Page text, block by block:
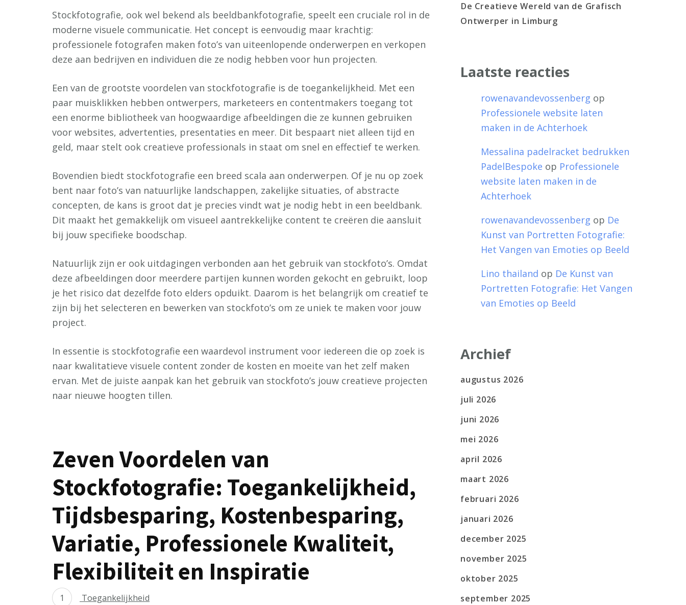
Stockfotografie, ook wel bekend als beeldbankfotografie, speelt een cruciale rol in de
moderne visuele communicatie. Het concept is eenvoudig maar krachtig:
professionele fotografen maken foto’s van uiteenlopende onderwerpen en verkopen
deze aan bedrijven en individuen die ze nodig hebben voor hun projecten.
Een van de grootste voordelen van stockfotografie is de toegankelijkheid. Met een
paar muisklikken hebben ontwerpers, marketeers en contentmakers toegang tot
een enorme bibliotheek van hoogwaardige afbeeldingen die ze kunnen gebruiken
voor websites, advertenties, presentaties en meer. Dit bespaart niet alleen tijd en
geld, maar stelt ook creatieve professionals in staat om snel en effectief te werken.
Bovendien biedt stockfotografie een breed scala aan onderwerpen. Of je nu op zoek
bent naar foto’s van natuurlijke landschappen, zakelijke situaties, of abstracte
concepten, de kans is groot dat je precies vindt wat je nodig hebt in een beeldbank.
Dit maakt het gemakkelijk om visueel aantrekkelijke content te creëren die aansluit
bij jouw specifieke boodschap.
Natuurlijk zijn er ook uitdagingen verbonden aan het gebruik van stockfoto’s. Omdat
deze afbeeldingen door meerdere partijen kunnen worden gekocht en gebruikt, loop
je het risico dat dezelfde foto elders opduikt. Daarom is het belangrijk om creatief te
zijn bij het selecteren en bewerken van stockfoto’s om ze uniek te maken voor jouw
project.
In essentie is stockfotografie een waardevol instrument voor iedereen die op zoek is
naar kwalitatieve visuele content zonder de kosten en moeite van het zelf maken
ervan. Met de juiste aanpak kan het gebruik van stockfoto’s jouw creatieve projecten
naar nieuwe hoogten tillen.
Zeven Voordelen van
Stockfotografie: Toegankelijkheid,
Tijdsbesparing, Kostenbesparing,
Variatie, Professionele Kwaliteit,
Flexibiliteit en Inspiratie
Toegankelijkheid
De Creatieve Wereld van de Grafisch
Ontwerper in Limburg
Laatste reacties
rowenavandevossenberg op
Professionele website laten
maken in de Achterhoek
Messalina padelracket bedrukken
PadelBespoke op Professionele
website laten maken in de
Achterhoek
rowenavandevossenberg op De
Kunst van Portretten Fotografie:
Het Vangen van Emoties op Beeld
Lino thailand op De Kunst van
Portretten Fotografie: Het Vangen
van Emoties op Beeld
Archief
augustus 2026
juli 2026
juni 2026
mei 2026
april 2026
maart 2026
februari 2026
januari 2026
december 2025
november 2025
oktober 2025
september 2025